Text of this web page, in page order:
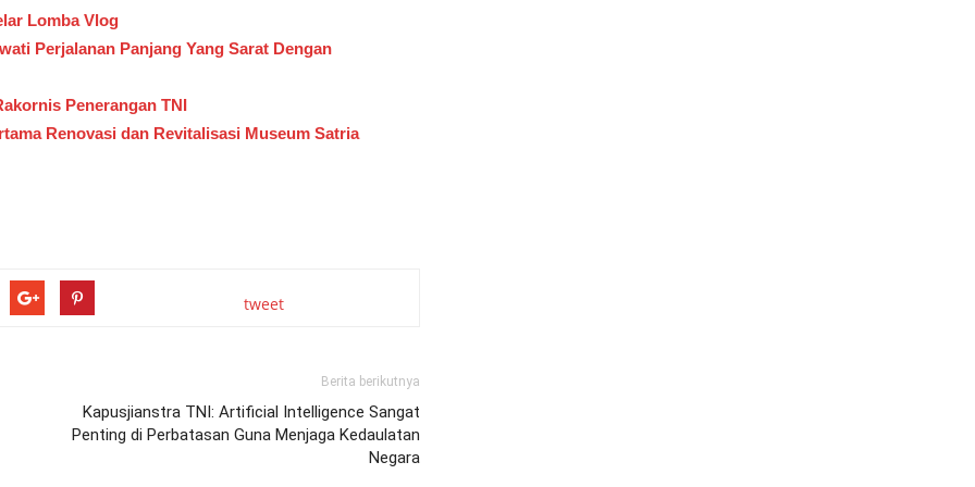
Lomba Vlog
Perjalanan Panjang Yang Sarat Dengan
Penerangan TNI
Renovasi dan Revitalisasi Museum Satria
tweet
Berita berikutnya
Kapusjianstra TNI: Artificial Intelligence Sangat
Penting di Perbatasan Guna Menjaga Kedaulatan
Negara